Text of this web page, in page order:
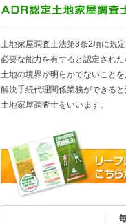
土地家屋調査士法第3条2項に規
必要な能力を有すると認定された
土地の境界が明らかでないこと
解決手続代理関係業務ができる
土地家屋調査士をいいます。